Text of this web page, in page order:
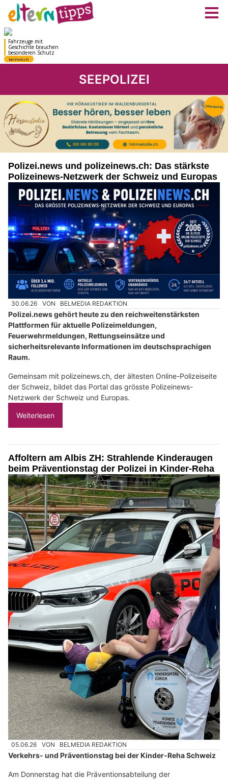
SEEPOLIZEI
Polizei.news und polizeinews.ch: Das stärkste
Polizeinews-Netzwerk der Schweiz und Europas
30.06.26 VON BELMEDIA REDAKTION
Polizei.news gehört heute zu den reichweitenstärksten
Plattformen für aktuelle Polizeimeldungen,
Feuerwehrmeldungen, Rettungseinsätze und
sicherheitsrelevante Informationen im deutschsprachigen
Raum.
Gemeinsam mit polizeinews.ch, der ältesten Online-Polizeiseite
der Schweiz, bildet das Portal das grösste Polizeinews-
Netzwerk der Schweiz und Europas.
Weiterlesen
Affoltern am Albis ZH: Strahlende Kinderaugen
beim Präventionstag der Polizei in Kinder-Reha
05.06.26 VON BELMEDIA REDAKTION
Verkehrs- und Präventionstag bei der Kinder-Reha Schweiz
Am Donnerstag hat die Präventionsabteilung der